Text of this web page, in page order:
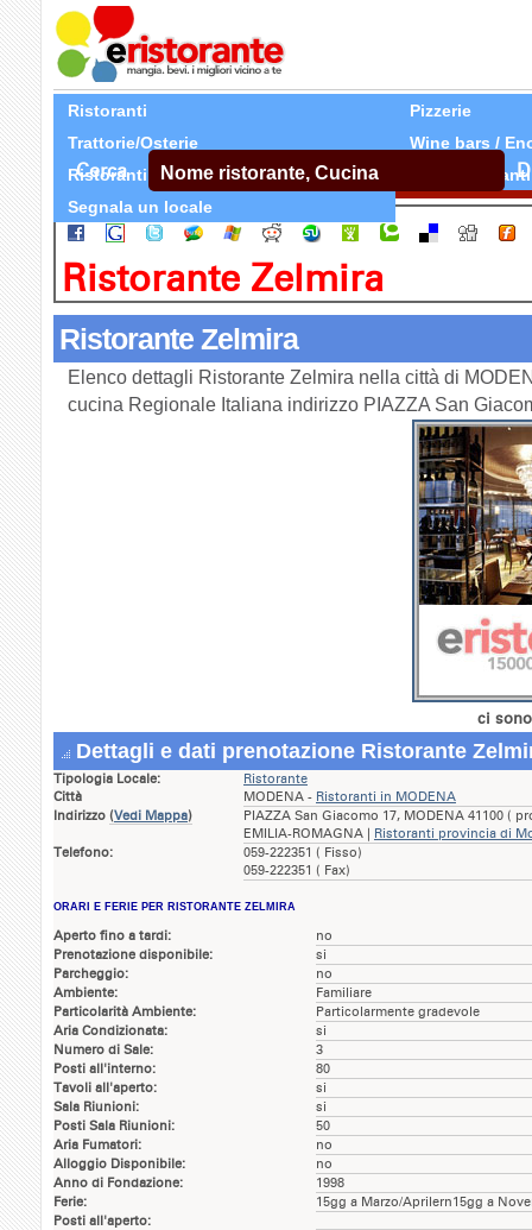
Ristoranti
Pizzerie
Trattorie/Osterie
Wine bars /
Ristoranti Etnici
Tutti Ristoranti
Segnala un locale
Cerca
Ristorante Zelmira
Ristorante Zelmira
Elenco dettagli Ristorante Zelmira nella città di
cucina Regionale Italiana indirizzo PIAZZA San
ci
Dettagli e dati prenotazione Ristorante
Tipologia Locale:
Ristorante
Città
MODENA - Ristoranti in MODENA
Indirizzo (Vedi Mappa)
PIAZZA San Giacomo 17, MODENA 41100 (
EMILIA-ROMAGNA | Ristoranti provincia di
Telefono:
059-222351 ( Fisso)
059-222351 ( Fax)
ORARI E FERIE PER RISTORANTE ZELMIRA
Aperto fino a tardi:
no
Prenotazione disponibile:
si
Parcheggio:
no
Ambiente:
Familiare
Particolarità Ambiente:
Particolarmente gradevole
Aria Condizionata:
si
Numero di Sale:
3
Posti all'interno:
80
Tavoli all'aperto:
si
Sala Riunioni:
si
Posti Sala Riunioni:
50
Aria Fumatori:
no
Alloggio Disponibile:
no
Anno di Fondazione:
1998
Ferie:
15gg a Marzo/Aprilern15gg a
Posti all'aperto: